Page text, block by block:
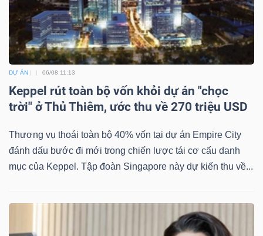
DỰ ÁN 06/08 11:13
Keppel rút toàn bộ vốn khỏi dự án "chọc
trời" ở Thủ Thiêm, ước thu về 270 triệu USD
Thương vụ thoái toàn bộ 40% vốn tại dự án Empire City
đánh dấu bước đi mới trong chiến lược tái cơ cấu danh
mục của Keppel. Tập đoàn Singapore này dự kiến thu về...
Báo
cáo
phân
tích
(-)
ngữ
(-)